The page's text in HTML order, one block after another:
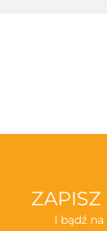
ZAPISZ
I bądź